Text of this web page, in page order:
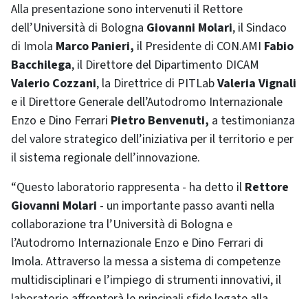
Alla presentazione sono intervenuti il Rettore
dell’Università di Bologna Giovanni Molari, il Sindaco
di Imola Marco Panieri, il Presidente di CON.AMI Fabio
Bacchilega, il Direttore del Dipartimento DICAM
Valerio Cozzani, la Direttrice di PITLabValeria Vignali
e il Direttore Generale dell’Autodromo Internazionale
Enzo e Dino Ferrari Pietro Benvenuti, a testimonianza
del valore strategico dell’iniziativa per il territorio e per
il sistema regionale dell’innovazione.
“Questo laboratorio rappresenta - ha detto il Rettore
Giovanni Molari - un importante passo avanti nella
collaborazione tra l’Università di Bologna e
l’Autodromo Internazionale Enzo e Dino Ferrari di
Imola. Attraverso la messa a sistema di competenze
multidisciplinari e l’impiego di strumenti innovativi, il